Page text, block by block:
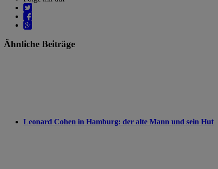
Ähnliche Beiträge
Leonard Cohen in Hamburg: der alte Mann und sein Hut